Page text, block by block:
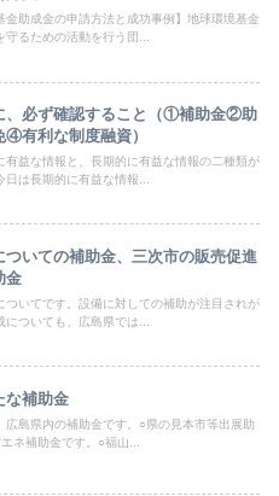
金助成金の申請方法と成功事例】地球環境基金
守るための活動を行う団...
、必ず確認すること（①補助金②助
有利な制度融資）
有益な情報と、長期的に有益な情報の二種類が
は長期的に有益な情報...
ついての補助金、三次市の販売促進
金
いてです。設備に対しての補助が注目されが
ついても、広島県では...
な補助金
広島県内の補助金です。○県の見本市等出展助
ネ補助金です。○福山...